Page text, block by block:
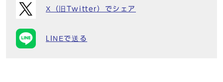
X（旧Twitter）でシェア
LINEで送る